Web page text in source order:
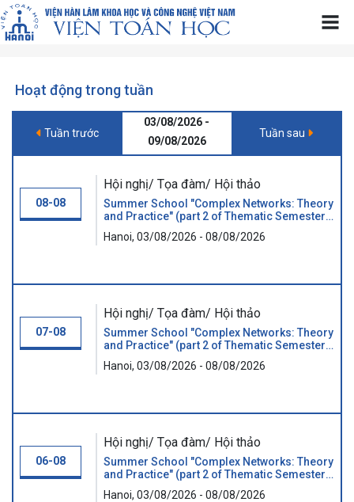
Hoạt động trong tuần
Tuần trước
03/08/2026 -
09/08/2026
Tuần sau
08-08
Hội nghị/ Tọa đàm/ Hội thảo
Summer School "Complex Networks: Theory
and Practice" (part 2 of Thematic Semester
Hanoi, 03/08/2026 - 08/08/2026
07-08
Hội nghị/ Tọa đàm/ Hội thảo
Summer School "Complex Networks: Theory
and Practice" (part 2 of Thematic Semester
Hanoi, 03/08/2026 - 08/08/2026
06-08
Hội nghị/ Tọa đàm/ Hội thảo
Summer School "Complex Networks: Theory
and Practice" (part 2 of Thematic Semester
Hanoi, 03/08/2026 - 08/08/2026